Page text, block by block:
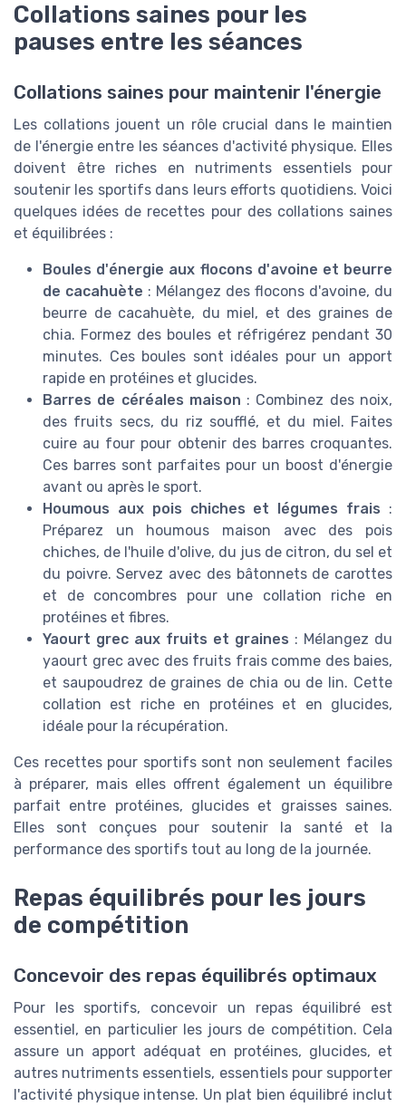
Collations saines pour les
pauses entre les séances
Collations saines pour maintenir l'énergie
Les collations jouent un rôle crucial dans le maintien
de l'énergie entre les séances d'activité physique. Elles
doivent être riches en nutriments essentiels pour
soutenir les sportifs dans leurs efforts quotidiens. Voici
quelques idées de recettes pour des collations saines
et équilibrées :
Boules d'énergie aux flocons d'avoine et beurre
de cacahuète : Mélangez des flocons d'avoine, du
beurre de cacahuète, du miel, et des graines de
chia. Formez des boules et réfrigérez pendant 30
minutes. Ces boules sont idéales pour un apport
rapide en protéines et glucides.
Barres de céréales maison : Combinez des noix,
des fruits secs, du riz soufflé, et du miel. Faites
cuire au four pour obtenir des barres croquantes.
Ces barres sont parfaites pour un boost d'énergie
avant ou après le sport.
Houmous aux pois chiches et légumes frais :
Préparez un houmous maison avec des pois
chiches, de l'huile d'olive, du jus de citron, du sel et
du poivre. Servez avec des bâtonnets de carottes
et de concombres pour une collation riche en
protéines et fibres.
Yaourt grec aux fruits et graines : Mélangez du
yaourt grec avec des fruits frais comme des baies,
et saupoudrez de graines de chia ou de lin. Cette
collation est riche en protéines et en glucides,
idéale pour la récupération.
Ces recettes pour sportifs sont non seulement faciles
à préparer, mais elles offrent également un équilibre
parfait entre protéines, glucides et graisses saines.
Elles sont conçues pour soutenir la santé et la
performance des sportifs tout au long de la journée.
Repas équilibrés pour les jours
de compétition
Concevoir des repas équilibrés optimaux
Pour les sportifs, concevoir un repas équilibré est
essentiel, en particulier les jours de compétition. Cela
assure un apport adéquat en protéines, glucides, et
autres nutriments essentiels, essentiels pour supporter
l'activité physique intense. Un plat bien équilibré inclut